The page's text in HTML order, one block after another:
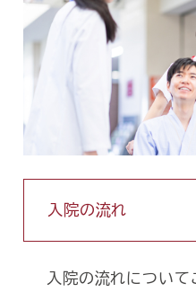
入院の流れ
入院の流れについて